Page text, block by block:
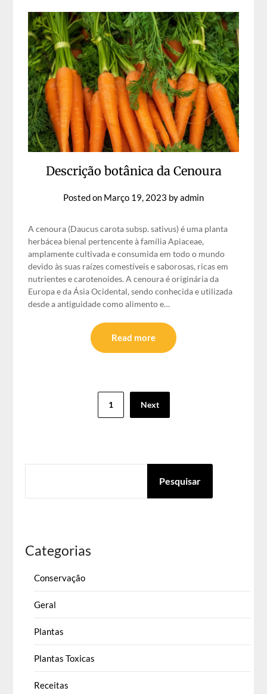
Descrição botânica da Cenoura
Posted on Março 19, 2023 byadmin
A cenoura (Daucus carota subsp. sativus) é uma planta
herbácea bienal pertencente à família Apiaceae,
amplamente cultivada e consumida em todo o mundo
devido às suas raízes comestíveis e saborosas, ricas em
nutrientes e carotenoides. A cenoura é originária da
Europa e da Ásia Ocidental, sendo conhecida e utilizada
desde a antiguidade como alimento e…
Read more
1 Next
Pesquisar
Categorias
Conservação
Geral
Plantas
Plantas Toxicas
Receitas